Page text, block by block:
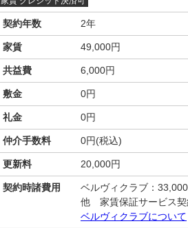
契約年数 2年
家賃 49,000円
共益費 6,000円
敷金 0円
礼金 0円
仲介手数料 0円(税込)
更新料 20,000円
契約時諸費用
ベルヴィクラブ：
他 家賃保証サービス契
ベルヴィクラブについて